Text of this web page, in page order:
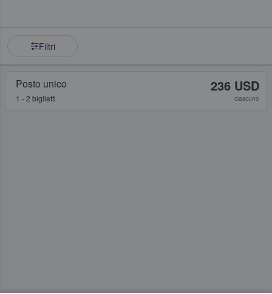
Filtri
Posto unico
1 - 2 biglietti
236 USD
ciascuno